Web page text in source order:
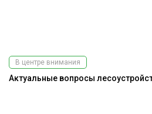
В центре внимания
Актуальные вопросы